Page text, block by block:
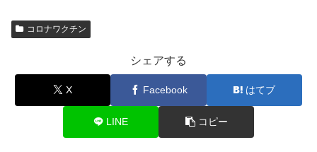
コロナワクチン
シェアする
X Facebook はてブ
LINE コピー